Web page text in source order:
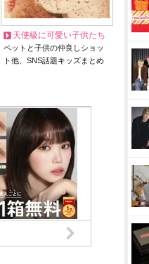
天使級に可愛い子供たち
ペットと子供の仲良しショッ
ト他、SNS話題キッズまとめ